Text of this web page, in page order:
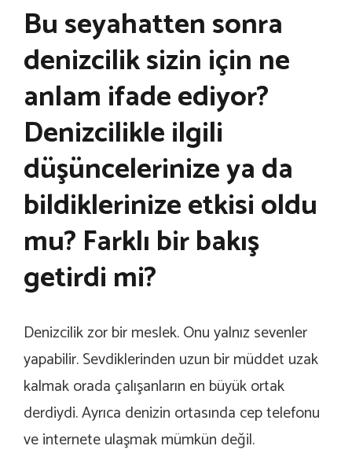
Bu seyahatten sonra
denizcilik sizin için ne
anlam ifade ediyor?
Denizcilikle ilgili
düşüncelerinize ya da
bildiklerinize etkisi oldu
mu? Farklı bir bakış
getirdi mi?
Denizcilik zor bir meslek. Onu yalnız sevenler
yapabilir. Sevdiklerinden uzun bir müddet uzak
kalmak orada çalışanların en büyük ortak
derdiydi. Ayrıca denizin ortasında cep telefonu
ve internete ulaşmak mümkün değil.